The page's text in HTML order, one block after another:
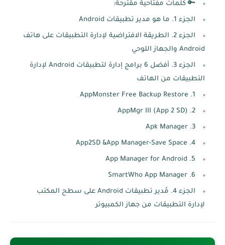
🔑 كلمات مفتاحية مقترحة:
الجزء 1. ما هو مدير تطبيقات Android
الجزء 2. الطريقة الافتراضية لإدارة التطبيقات على هاتف
Android والجهاز اللوحي
الجزء 3. أفضل 6 برامج إدارة لتطبيقات Android لإدارة
التطبيقات من الهاتف
1. AppMonster Free Backup Restore
2. AppMgr III (App 2 SD)
3. Apk Manager
4. App2SD &App Manager-Save Space
5. App Manager for Android
6. SmartWho App Manager
الجزء 4. مُدير تطبيقات Android على سطح المكتب
لإدارة التطبيقات من جهاز الكمبيوتر